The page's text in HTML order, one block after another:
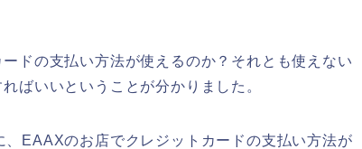
ドの支払い方法が使えるのか？それとも使えない
ばいいということが分かりました。
EAAXのお店でクレジットカードの支払い方法が